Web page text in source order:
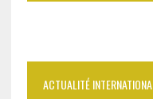
ACTUALITÉ